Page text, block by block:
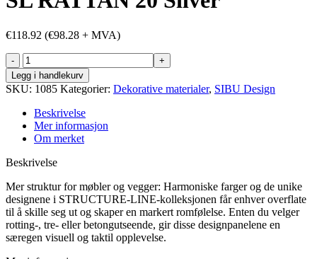
€118.92 (€98.28 + MVA)
SL
RATTAN
20
Silver
antall
Legg i handlekurv
SKU: 1085 Kategorier: Dekorative materialer, SIBU Design
Beskrivelse
Mer informasjon
Om merket
Beskrivelse
Mer struktur for møbler og vegger: Harmoniske farger og de unike
designene i STRUCTURE-LINE-kolleksjonen får enhver overflate
til å skille seg ut og skaper en markert romfølelse. Enten du velger
rotting-, tre- eller betongutseende, gir disse designpanelene en
særegen visuell og taktil opplevelse.